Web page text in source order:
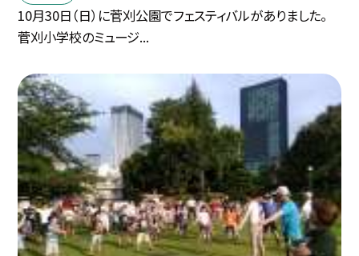
10月30日（日）に菅刈公園でフェスティバルがありました。
菅刈小学校のミュージ...